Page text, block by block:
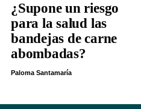
¿Supone un riesgo
para la salud las
bandejas de carne
abombadas?
Paloma Santamaría